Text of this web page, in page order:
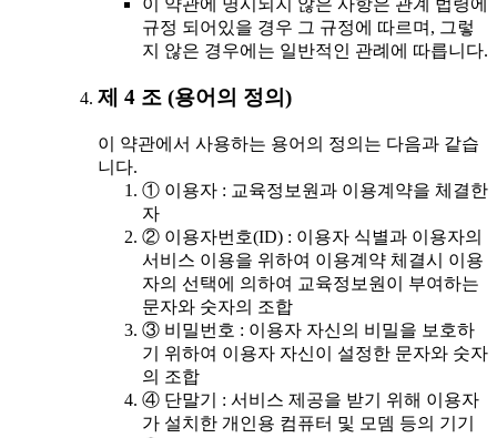
규정 되어있을 경우 그 규정에 따르며, 그렇
지 않은 경우에는 일반적인 관례에 따릅니다.
제 4 조 (용어의 정의)
이 약관에서 사용하는 용어의 정의는 다음과 같습
니다.
① 이용자 : 교육정보원과 이용계약을 체결한
자
② 이용자번호(ID) : 이용자 식별과 이용자의
서비스 이용을 위하여 이용계약 체결시 이용
자의 선택에 의하여 교육정보원이 부여하는
문자와 숫자의 조합
③ 비밀번호 : 이용자 자신의 비밀을 보호하
기 위하여 이용자 자신이 설정한 문자와 숫자
의 조합
④ 단말기 : 서비스 제공을 받기 위해 이용자
가 설치한 개인용 컴퓨터 및 모뎀 등의 기기